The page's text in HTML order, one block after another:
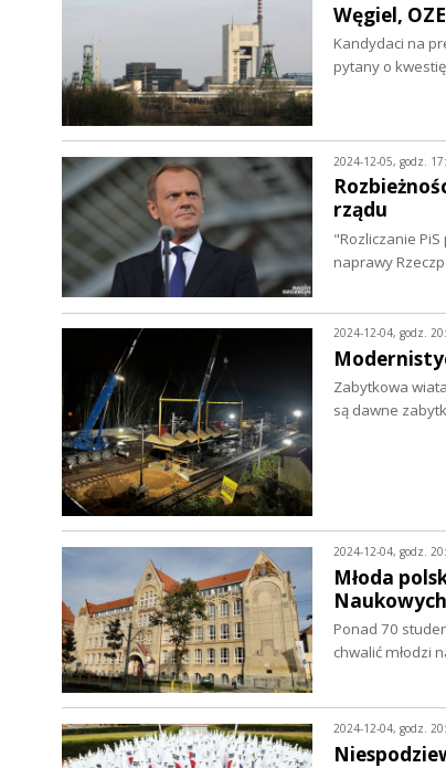
Węgiel,
Kandydaci na
pytany o
2024-12-05, godz.
rządu
"Rozliczanie
naprawy
2024-12-04, godz.
Zabytkowa
są dawne
2024-12-04, godz.
Młoda
Ponad 70
chwalić młodzi
2024-12-04, godz.